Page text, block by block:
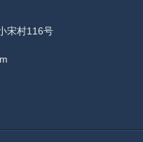
宋村116号